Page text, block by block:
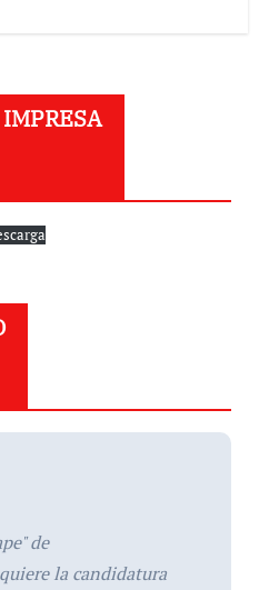
de
la candidatura